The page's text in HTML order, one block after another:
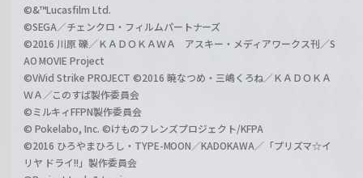
©&™Lucasfilm Ltd.
©SEGA／チェンクロ・フィルムパートナーズ
©2016 川原 礫／ＫＡＤＯＫＡＷＡ アスキー・メディアワークス刊／S
AO MOVIE Project
©ViVid Strike PROJECT ©2016 暁なつめ・三嶋くろね／ＫＡＤＯＫＡ
ＷＡ／このすば製作委員会
©ミルキィFFPN製作委員会
© Pokelabo, Inc. ©けものフレンズプロジェクト/KFPA
©2016 ひろやまひろし・TYPE-MOON／KADOKAWA／「プリズマ☆イ
リヤ ドライ!!」製作委員会